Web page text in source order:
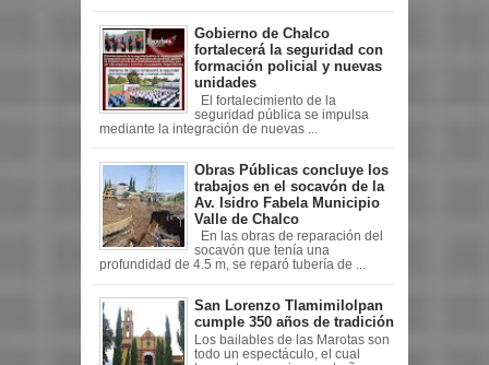
Gobierno de Chalco
fortalecerá la seguridad con
formación policial y nuevas
unidades
El fortalecimiento de la
seguridad pública se impulsa
mediante la integración de nuevas ...
Obras Públicas concluye los
trabajos en el socavón de la
Av. Isidro Fabela Municipio
Valle de Chalco
En las obras de reparación del
socavón que tenía una
profundidad de 4.5 m, se reparó tubería de ...
San Lorenzo Tlamimilolpan
cumple 350 años de tradición
Los bailables de las Marotas son
todo un espectáculo, el cual